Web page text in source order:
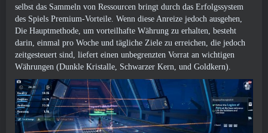
selbst das Sammeln von Ressourcen bringt durch das Erfolgssystem
des Spiels Premium-Vorteile. Wenn diese Anreize jedoch ausgehen,
Die Hauptmethode, um vorteilhafte Währung zu erhalten, besteht
darin, einmal pro Woche und tägliche Ziele zu erreichen, die jedoch
zeitgesteuert sind, liefert einen unbegrenzten Vorrat an wichtigen
Währungen (Dunkle Kristalle, Schwarzer Kern, und Goldkern).